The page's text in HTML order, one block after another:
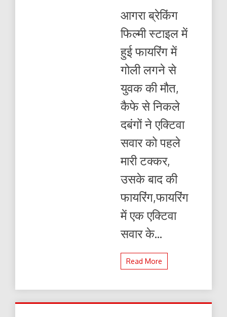
में
फायरिंग
गोली
लगने
युवक
की
आगरा ब्रेकिंग
फिल्मी स्टाइल में
हुई फायरिंग में
गोली लगने से
युवक की मौत,
कैफे से निकले
दबंगों ने एक्टिवा
सवार को पहले
मारी टक्कर,
उसके बाद की
फायरिंग,फायरिंग
में एक एक्टिवा
सवार के...
Read More